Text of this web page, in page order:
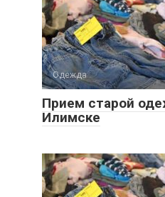
Одежда
Прием старой
Илимске